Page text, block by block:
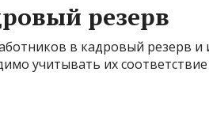
резерв
в кадровый резерв
учитывать их